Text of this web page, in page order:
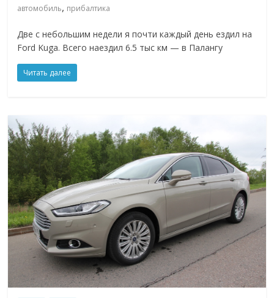
автомобиль, прибалтика
Две с небольшим недели я почти каждый день ездил на
Ford Kuga. Всего наездил 6.5 тыс км — в Палангу
Читать далее